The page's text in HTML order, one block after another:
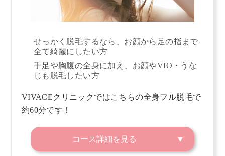
せっかく脱毛するなら、お顔から足の指まで
全て綺麗にしたい方
手足や胸腹の全身に加え、お顔やVIO・うな
じも脱毛したい方
VIVACEクリニックではこちらの全身フル脱毛で
約60分です！
コース詳細を見る